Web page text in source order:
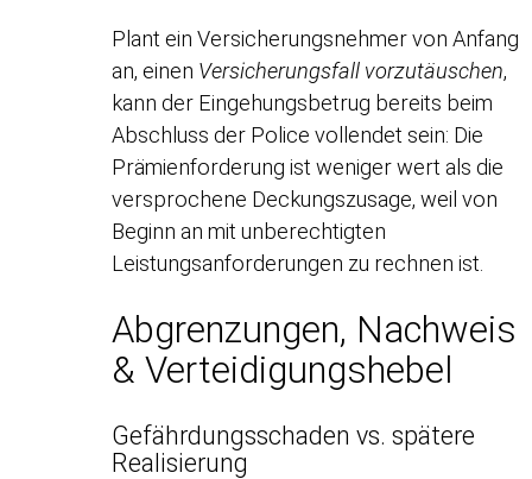
Plant ein Versicherungsnehmer von Anfang
an, einen Versicherungsfall vorzutäuschen,
kann der Eingehungsbetrug bereits beim
Abschluss der Police vollendet sein: Die
Prämienforderung ist weniger wert als die
versprochene Deckungszusage, weil von
Beginn an mit unberechtigten
Leistungsanforderungen zu rechnen ist.
Abgrenzungen, Nachweis
& Verteidigungshebel
Gefährdungsschaden vs. spätere
Realisierung